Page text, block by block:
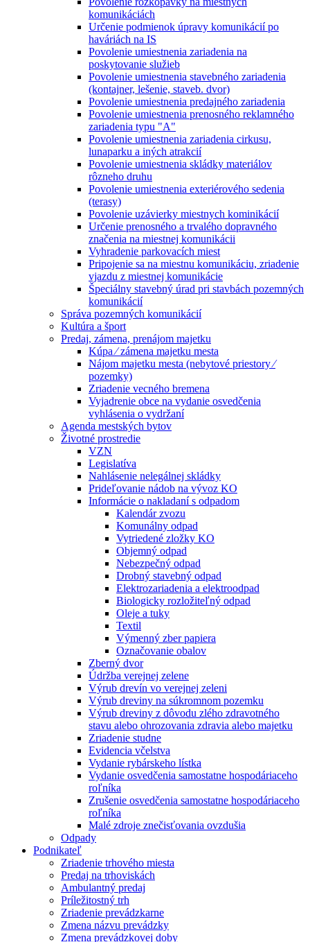
komunikáciách
Určenie podmienok úpravy komunikácií po
haváriách na IS
Povolenie umiestnenia zariadenia na
poskytovanie služieb
Povolenie umiestnenia stavebného zariadenia
(kontajner, lešenie, staveb. dvor)
Povolenie umiestnenia predajného zariadenia
Povolenie umiestnenia prenosného reklamného
zariadenia typu "A"
Povolenie umiestnenia zariadenia cirkusu,
lunaparku a iných atrakcií
Povolenie umiestnenia skládky materiálov
rôzneho druhu
Povolenie umiestnenia exteriérového sedenia
(terasy)
Povolenie uzávierky miestnych kominikácií
Určenie prenosného a trvalého dopravného
značenia na miestnej komunikácii
Vyhradenie parkovacích miest
Pripojenie sa na miestnu komunikáciu, zriadenie
vjazdu z miestnej komunikácie
Špeciálny stavebný úrad pri stavbách pozemných
komunikácií
Správa pozemných komunikácií
Kultúra a šport
Predaj, zámena, prenájom majetku
Kúpa ⁄ zámena majetku mesta
Nájom majetku mesta (nebytové priestory ⁄
pozemky)
Zriadenie vecného bremena
Vyjadrenie obce na vydanie osvedčenia
vyhlásenia o vydržaní
Agenda mestských bytov
Životné prostredie
VZN
Legislatíva
Nahlásenie nelegálnej skládky
Prideľovanie nádob na vývoz KO
Informácie o nakladaní s odpadom
Kalendár zvozu
Komunálny odpad
Vytriedené zložky KO
Objemný odpad
Nebezpečný odpad
Drobný stavebný odpad
Elektrozariadenia a elektroodpad
Biologicky rozložiteľný odpad
Oleje a tuky
Textil
Výmenný zber papiera
Označovanie obalov
Zberný dvor
Údržba verejnej zelene
Výrub drevín vo verejnej zeleni
Výrub dreviny na súkromnom pozemku
Výrub dreviny z dôvodu zlého zdravotného
stavu alebo ohrozovania zdravia alebo majetku
Zriadenie studne
Evidencia včelstva
Vydanie rybárskeho lístka
Vydanie osvedčenia samostatne hospodáriaceho
roľníka
Zrušenie osvedčenia samostatne hospodáriaceho
roľníka
Malé zdroje znečisťovania ovzdušia
Odpady
Podnikateľ
Zriadenie trhového miesta
Predaj na trhoviskách
Ambulantný predaj
Príležitostný trh
Zriadenie prevádzkarne
Zmena názvu prevádzky
Zmena prevádzkovej doby